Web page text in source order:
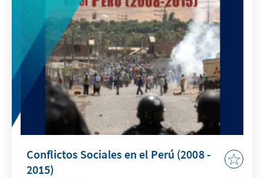
Karten spielen.
Conflictos Sociales en el Perú (2008 -
2015)